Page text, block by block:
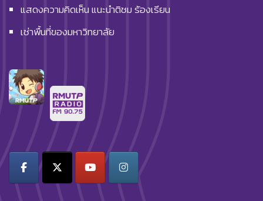
แสดงความคิดเห็น แนะนำติชม ร้องเรียน
เช่าพื้นที่ของมหาวิทยาลัย